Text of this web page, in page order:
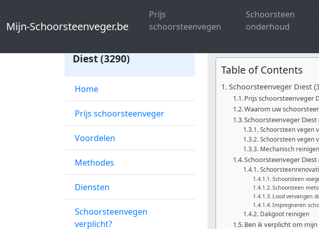
Mijn-Schoorsteenveger.be
Prijs
schoorsteenvegen
Schoorsteen
onderhoud
Mijn-Schoorsteenveger.be Schoorsteenveger Vlaams-
Diest (3290)
Home
Prijs schoorsteenveger
Voordelen
Methodes
Diensten
Schoorsteenvegen
verplicht?
Table of Contents
Schoorsteenveger Diest
Prijs schoorsteenveger
Waarom uw
Schoorsteenveger
Schoorsteen vegen
Schoorsteen vegen
Mechanisch
Schoorsteenveger
Schoorsteen
Schoorsteen
Lood vervangen
Impregneren
Dakgoot reinigen
Ben ik verplicht om